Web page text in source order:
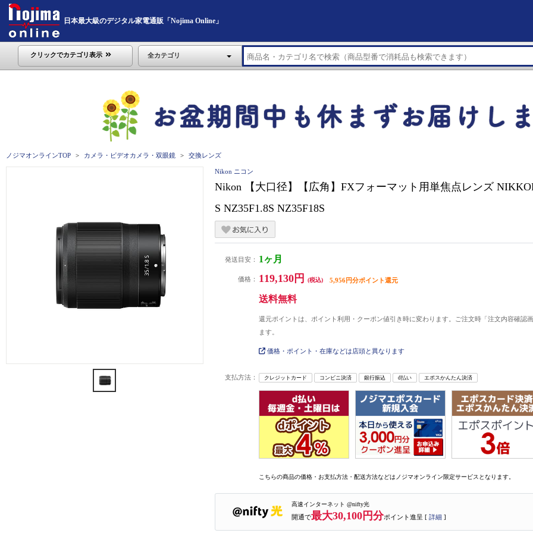
日本最大級のデジタル家電通販「Nojima Online」
クリックでカテゴリ表示 全カテゴリ
ノジマオンラインTOP カメラ・ビデオカメラ・双眼鏡 交換レンズ
Nikon ニコン
Nikon 【大口径】【広角】FXフォーマット用単焦点レンズ
S NZ35F1.8S NZ35F18S
発送目安： 1ヶ月
価格： 119,130円 (税込) 5,956円分ポイント還元
送料無料
還元ポイントは、ポイント利用・クーポン値引き時に変わります。ご注文時「注文内容確認
ます。
価格・ポイント・在庫などは店頭と異なります
支払方法： クレジットカード コンビニ決済 銀行振込 d払い エポスかんたん決済
こちらの商品の価格・お支払方法・配送方法などはノジマオンライン限定サービスとなります。
高速インターネット @nifty光
開通で最大30,100円分ポイント進呈 [ 詳細 ]